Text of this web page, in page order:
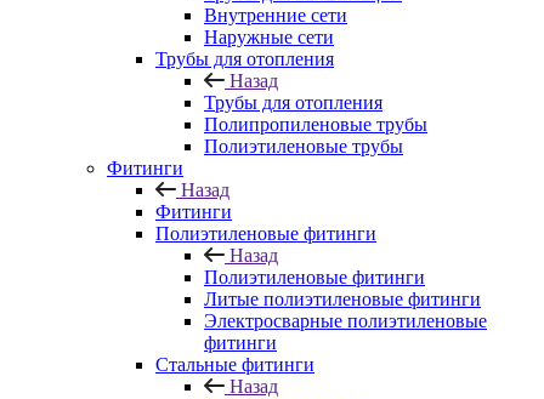
Внутренние сети
Наружные сети
Трубы для отопления
Назад
Трубы для отопления
Полипропиленовые трубы
Полиэтиленовые трубы
Фитинги
Назад
Фитинги
Полиэтиленовые фитинги
Назад
Полиэтиленовые фитинги
Литые полиэтиленовые фитинги
Электросварные полиэтиленовые
фитинги
Стальные фитинги
Назад